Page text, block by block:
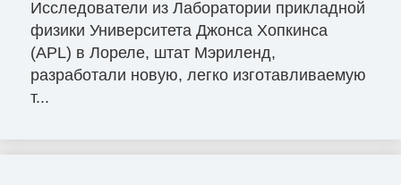
Исследователи из Лаборатории прикладной
физики Университета Джонса Хопкинса
(APL) в Лореле, штат Мэриленд,
разработали новую, легко изготавливаемую
т...